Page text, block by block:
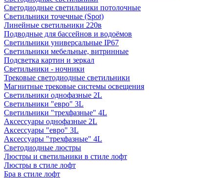
Светодиодные светильники потолочные
Светильники точечные (Spot)
Линейные светильники 220в
Подводные для бассейнов и водоёмов
Светильники универсальные IP67
Светильники мебельные, витринные
Подсветка картин и зеркал
Светильники - ночники
Трековые светодиодные светильники
Магнитные трековые системы освещения
Светильники однофазные 2L
Светильники "евро" 3L
Светильники "трехфазные" 4L
Аксессуары однофазные 2L
Аксессуары "евро" 3L
Аксессуары "трехфазные" 4L
Светодиодные люстры
Люстры и светильники в стиле лофт
Люстры в стиле лофт
Бра в стиле лофт